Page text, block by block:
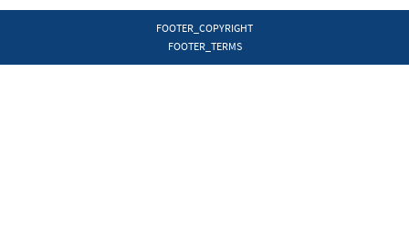
FOOTER_COPYRIGHT
FOOTER_TERMS